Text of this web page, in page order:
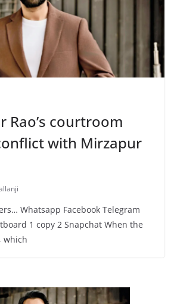
Rao’s courtroom
with Mirzapur
Whatsapp Facebook Telegram
1 copy 2 Snapchat When the
which